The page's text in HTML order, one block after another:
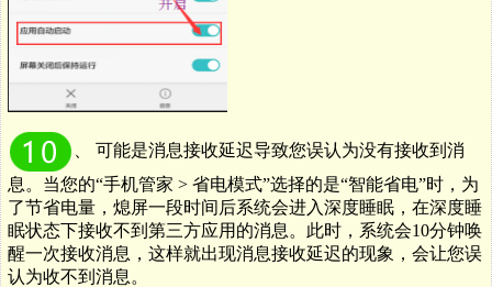
可能是消息接收延迟导致您误认为没有接收到消
息。当您的“手机管家 > 省电模式”选择的是“智能省电”时，为
了节省电量，熄屏一段时间后系统会进入深度睡眠，在深度睡
眠状态下接收不到第三方应用的消息。此时，系统会10分钟唤
醒一次接收消息，这样就出现消息接收延迟的现象，会让您误
认为收不到消息。